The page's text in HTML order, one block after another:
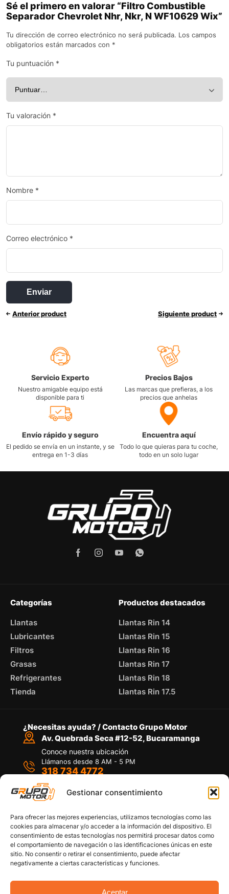
Gestionar consentimiento
Para ofrecer las mejores experiencias, utilizamos tecnologías como las
cookies para almacenar y/o acceder a la información del dispositivo. El
consentimiento de estas tecnologías nos permitirá procesar datos como
el comportamiento de navegación o las identificaciones únicas en este
sitio. No consentir o retirar el consentimiento, puede afectar
negativamente a ciertas características y funciones.
Aceptar
Sé el primero en valorar “Filtro Combustible
Separador Chevrolet Nhr, Nkr, N WF10629 Wix”
Tu dirección de correo electrónico no será publicada. Los campos
obligatorios están marcados con *
Tu puntuación *
Tu valoración *
Nombre *
Correo electrónico *
Anterior product Siguiente product
Servicio Experto
Nuestro amigable equipo está
disponible para ti
Precios Bajos
Las marcas que prefieras, a los
precios que anhelas
Envío rápido y seguro
El pedido se envía en un instante, y se
entrega en 1-3 días
Encuentra aquí
Todo lo que quieras para tu coche,
todo en un solo lugar
Categorías
Llantas
Lubricantes
Filtros
Grasas
Refrigerantes
Tienda
Productos destacados
Llantas Rin 14
Llantas Rin 15
Llantas Rin 16
Llantas Rin 17
Llantas Rin 18
Llantas Rin 17.5
¿Necesitas ayuda? / Contacto Grupo Motor
Av. Quebrada Seca #12-52, Bucaramanga
Conoce nuestra ubicación
Llámanos desde 8 AM - 5 PM
318 734 4772
Por medio de WhatsApp
Políticas de privacidad
Política de devoluciones y/o reembolsos